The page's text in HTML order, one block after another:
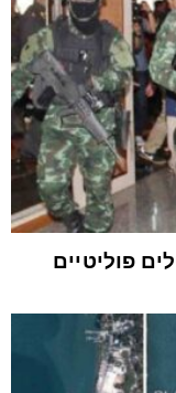
פוליטיים